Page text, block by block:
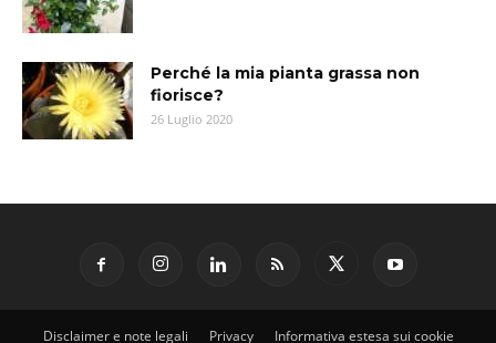
Perché la mia pianta grassa non
fiorisce?
26 Luglio 2020
Disclaimer e note legali Privacy Informativa estesa sui cookie